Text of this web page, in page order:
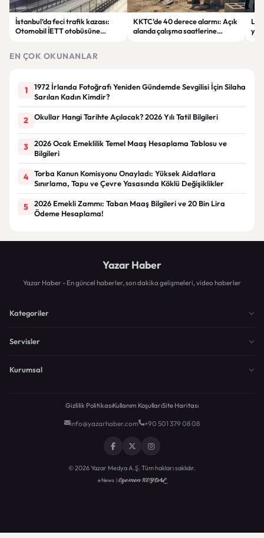
İstanbul’da feci trafik kazası:
Otomobil İETT otobüsüne
KKTC’de 40 derece alarmı: Açık
alanda çalışma saatlerine
EN ÇOK OKUNANLAR
1
1972 İrlanda Fotoğrafı Yeniden Gündemde Sevgilisi İçin Silaha
Sarılan Kadın Kimdir?
2 Okullar Hangi Tarihte Açılacak? 2026 Yılı Tatil Bilgileri
3
2026 Ocak Emeklilik Temel Maaş Hesaplama Tablosu ve
Bilgileri
4
Torba Kanun Komisyonu Onayladı: Yüksek Aidatlara
Sınırlama, Tapu ve Çevre Yasasında Köklü Değişiklikler
5
2026 Emekli Zammı: Taban Maaş Bilgileri ve 20 Bin Lira
Ödeme Hesaplama!
Yazar Haber
Yazar Haber - En güncel haberler, son dakika gelişmeleri, video haberler
Kategoriler
Servisler
Kurumsal
Gizlilik PolitikasıKullanım KoşullarıSite Haritası
info@yazarhaber.com +90 501 379 08 08
© 2026 Yazar Medya A.Ş. Tüm hakları saklıdır.
eNews |Egemen KEYDAL